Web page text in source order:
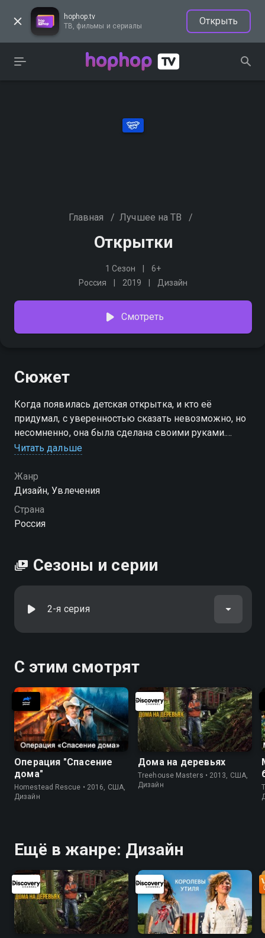
hophop.tv
ТВ, фильмы и сериалы
Открыть
Главная / Лучшее на ТВ /
Открытки
1 Сезон
6+
Россия
2019 Дизайн
Смотреть
Сюжет
Когда появилась детская открытка, и кто её
придумал, с уверенностью сказать невозможно, но
несомненно, она была сделана своими руками.
Открытки призваны улучшать настроение человеку,
событиях
Читать дальше
Жанр
Дизайн, Увлечения
Страна
Россия
Сезоны и серии
2-я серия
С этим смотрят
Операция "Спасение
дома"
Homestead Rescue • 2016, США,
Дизайн
Дома на деревьях
Treehouse Masters • 2013, США,
Дизайн
Ещё в жанре: Дизайн